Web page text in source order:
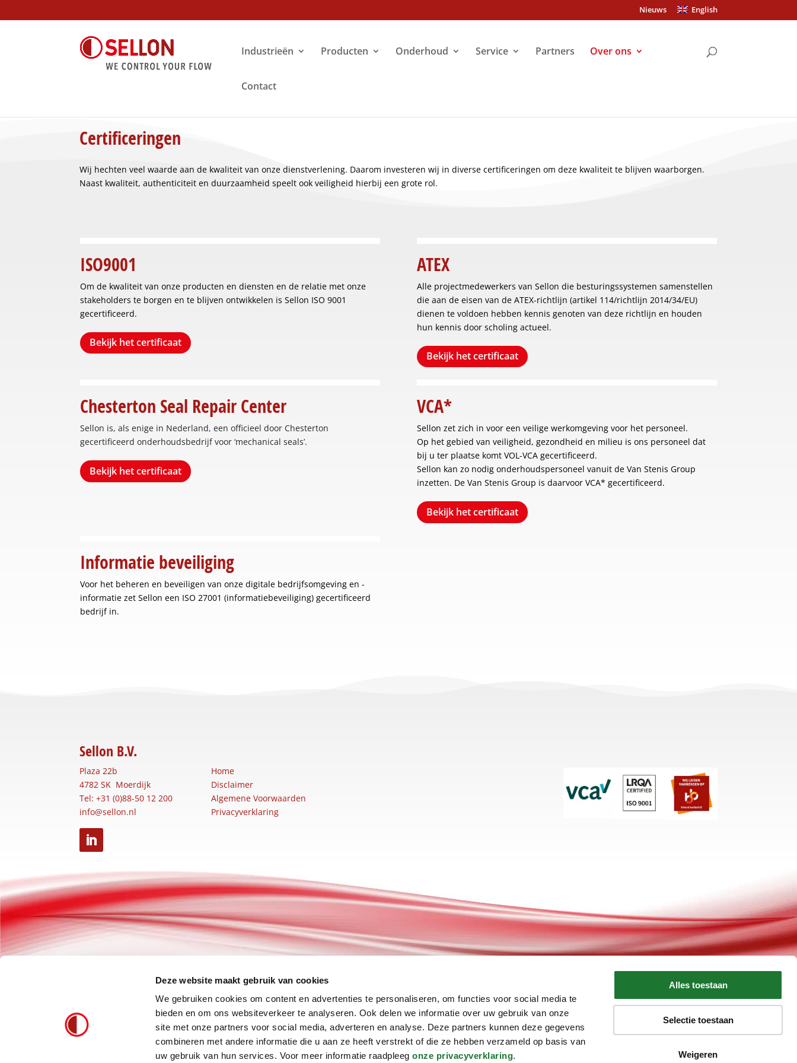
Deze website maakt gebruik van cookies
We gebruiken cookies om content en advertenties te personaliseren, om functies voor social media te
bieden en om ons websiteverkeer te analyseren. Ook delen we informatie over uw gebruik van onze
site met onze partners voor social media, adverteren en analyse. Deze partners kunnen deze gegevens
combineren met andere informatie die u aan ze heeft verstrekt of die ze hebben verzameld op basis van
uw gebruik van hun services. Voor meer informatie raadpleegonze privacyverklaring.
Alles toestaan
Selectie toestaan
Weigeren
Nieuws English
Industrieën Producten Onderhoud Service Partners Over ons
Contact
Certificeringen
Wij hechten veel waarde aan de kwaliteit van onze dienstverlening. Daarom investeren wij in diverse certificeringen om deze kwaliteit te blijven waarborgen.
Naast kwaliteit, authenticiteit en duurzaamheid speelt ook veiligheid hierbij een grote rol.
ISO9001
Om de kwaliteit van onze producten en diensten en de relatie met onze
stakeholders te borgen en te blijven ontwikkelen is Sellon ISO 9001
gecertificeerd.
Bekijk het certificaat
ATEX
Alle projectmedewerkers van Sellon die besturingssystemen samenstellen
die aan de eisen van de ATEX-richtlijn (artikel 114/richtlijn 2014/34/EU)
dienen te voldoen hebben kennis genoten van deze richtlijn en houden
hun kennis door scholing actueel.
Bekijk het certificaat
Chesterton Seal Repair Center
Sellon is, als enige in Nederland, een officieel door Chesterton
gecertificeerd onderhoudsbedrijf voor ‘mechanical seals’.
Bekijk het certificaat
VCA*
Sellon zet zich in voor een veilige werkomgeving voor het personeel.
Op het gebied van veiligheid, gezondheid en milieu is ons personeel dat
bij u ter plaatse komt VOL-VCA gecertificeerd.
Sellon kan zo nodig onderhoudspersoneel vanuit de Van Stenis Group
inzetten. De Van Stenis Group is daarvoor VCA* gecertificeerd.
Bekijk het certificaat
Informatie beveiliging
Voor het beheren en beveiligen van onze digitale bedrijfsomgeving en -
informatie zet Sellon een ISO 27001 (informatiebeveiliging) gecertificeerd
bedrijf in.
Sellon B.V.
Plaza 22b
4782 SK Moerdijk
Tel: +31 (0)88-50 12 200
info@sellon.nl
Home
Disclaimer
Algemene Voorwaarden
Privacyverklaring